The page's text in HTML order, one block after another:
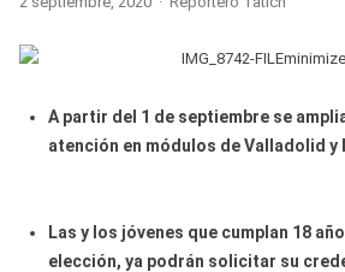
A partir del 1 de septiembre se
atención en módulos de Valladolid y
Las y los jóvenes que cumplan 18
elección, ya podrán solicitar su